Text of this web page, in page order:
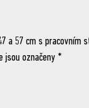
a 57 cm s pracovním
jsou označeny *